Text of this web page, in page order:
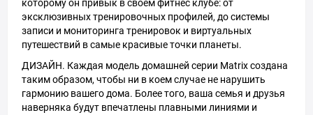
которому он привык в своем фитнес клубе: от
эксклюзивных тренировочных профилей, до системы
записи и мониторинга тренировок и виртуальных
путешествий в самые красивые точки планеты.
ДИЗАЙН. Каждая модель домашней серии Matrix создана
таким образом, чтобы ни в коем случае не нарушить
гармонию вашего дома. Более того, ваша семья и друзья
наверняка будут впечатлены плавными линиями и